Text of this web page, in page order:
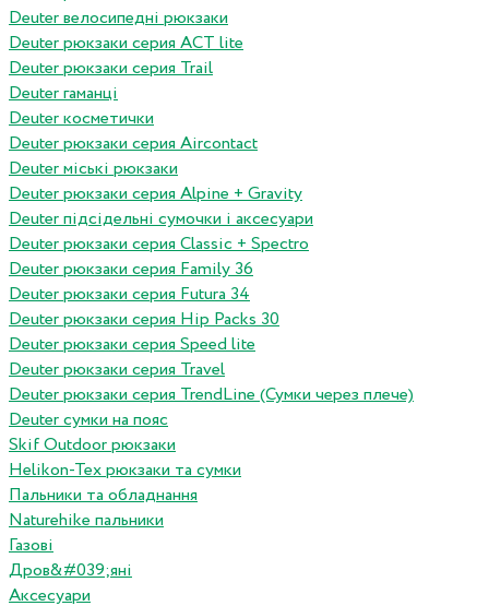
Deuter велосипедні рюкзаки
Deuter рюкзаки серия ACT lite
Deuter рюкзаки серия Trail
Deuter гаманці
Deuter косметички
Deuter рюкзаки серия Aircontact
Deuter міські рюкзаки
Deuter рюкзаки серия Alpine + Gravity
Deuter підсідельні сумочки і аксесуари
Deuter рюкзаки серия Classic + Spectro
Deuter рюкзаки серия Family 36
Deuter рюкзаки серия Futura 34
Deuter рюкзаки серия Hip Packs 30
Deuter рюкзаки серия Speed lite
Deuter рюкзаки серия Travel
Deuter рюкзаки серия TrendLine (Сумки через плече)
Deuter сумки на пояс
Skif Outdoor рюкзаки
Helikon-Tex рюкзаки та сумки
Пальники та обладнання
Naturehike пальники
Газові
Дров&#039;яні
Аксесуари